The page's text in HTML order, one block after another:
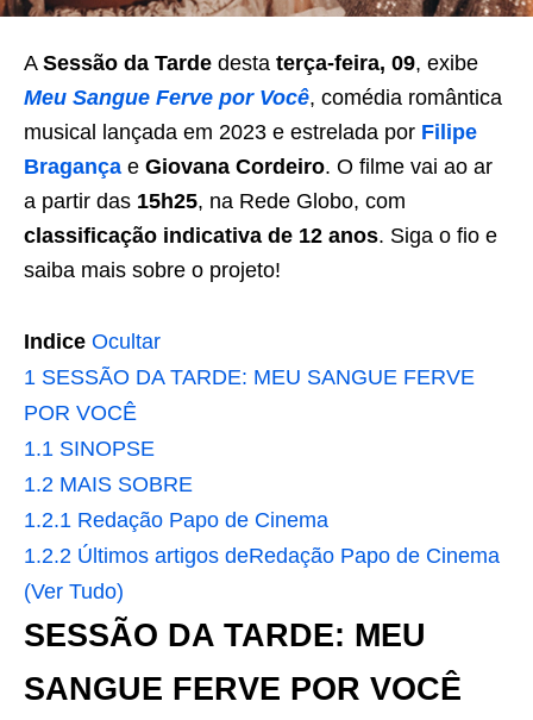
A Sessão da Tarde desta terça-feira, 09, exibe
Meu Sangue Ferve por Você, comédia romântica
musical lançada em 2023 e estrelada por Filipe
Bragança e Giovana Cordeiro. O filme vai ao ar
a partir das 15h25, na Rede Globo, com
classificação indicativa de 12 anos. Siga o fio e
saiba mais sobre o projeto!
Indice Ocultar
1 SESSÃO DA TARDE: MEU SANGUE FERVE
POR VOCÊ
1.1 SINOPSE
1.2 MAIS SOBRE
1.2.1 Redação Papo de Cinema
1.2.2 Últimos artigos deRedação Papo de Cinema
(Ver Tudo)
SESSÃO DA TARDE: MEU
SANGUE FERVE POR VOCÊ